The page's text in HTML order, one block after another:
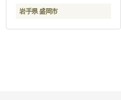
ビール ラガー ドイツ お
ル 缶 飲料 岩手 岩手県
岩手県 盛岡市